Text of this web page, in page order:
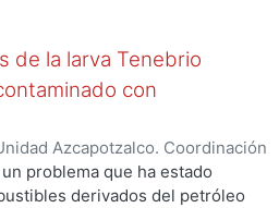
de la larva Tenebrio
con
Azcapotzalco. Coordinación
José Alfredo
problema que ha estado
derivados del petróleo